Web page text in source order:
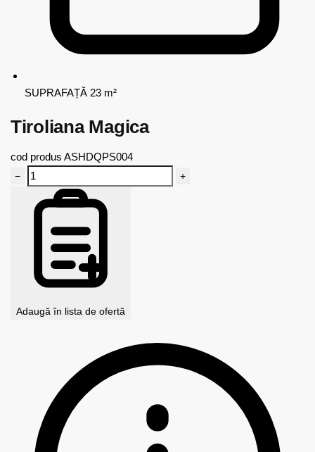
SUPRAFAȚĂ 23 m²
Tiroliana Magica
cod produs ASHDQPS004
− +
Adaugă în lista de ofertă